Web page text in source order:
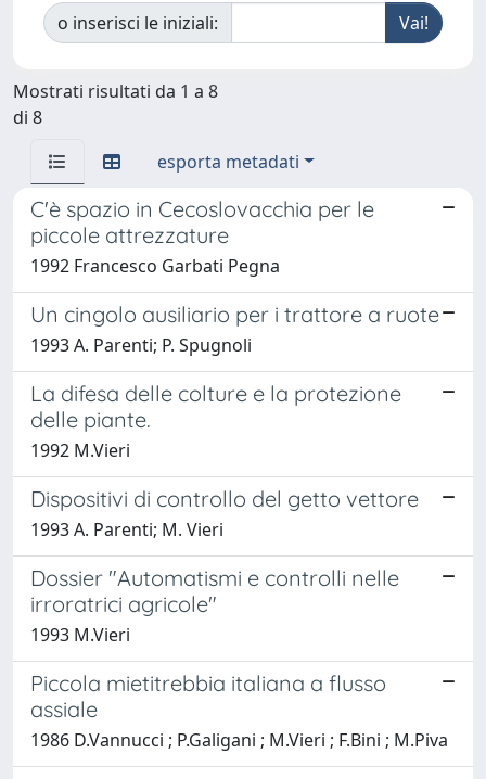
o inserisci le iniziali:
Mostrati risultati da 1 a 8
di 8
esporta metadati
C'è spazio in Cecoslovacchia per le
piccole attrezzature
1992 Francesco Garbati Pegna
Un cingolo ausiliario per i trattore a ruote
1993 A. Parenti; P. Spugnoli
La difesa delle colture e la protezione
delle piante.
1992 M.Vieri
Dispositivi di controllo del getto vettore
1993 A. Parenti; M. Vieri
Dossier "Automatismi e controlli nelle
irroratrici agricole"
1993 M.Vieri
Piccola mietitrebbia italiana a flusso
assiale
1986 D.Vannucci ; P.Galigani ; M.Vieri ; F.Bini ; M.Piva